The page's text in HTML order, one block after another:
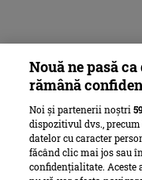
Nouă ne pasă
rămână
Noi și partenerii noștri
dispozitivul dvs.,
datelor cu caracter
făcând clic mai jos sau
confidențialitate.